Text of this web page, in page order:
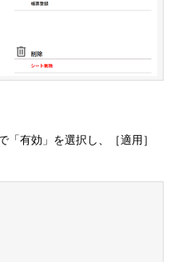
有効」を選択し、［適用］